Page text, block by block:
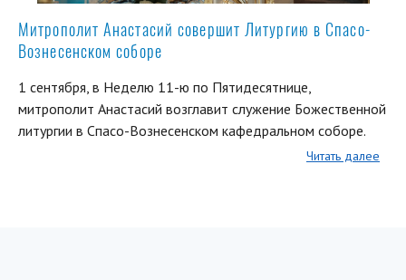
Митрополит Анастасий совершит Литургию в Спасо-
Вознесенском соборе
1 сентября, в Неделю 11-ю по Пятидесятнице,
митрополит Анастасий возглавит служение Божественной
литургии в Спасо-Вознесенском кафедральном соборе.
Читать далее